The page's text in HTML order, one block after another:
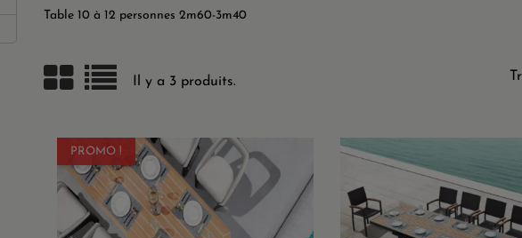
Table 10 à 12 personnes 2m60-3m40
Il y a 3 produits.
PROMO !